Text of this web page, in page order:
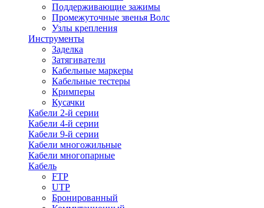
Поддерживающие зажимы
Промежуточные звенья Волс
Узлы крепления
Инструменты
Заделка
Затягиватели
Кабельные маркеры
Кабельные тестеры
Кримперы
Кусачки
Кабели 2-й серии
Кабели 4-й серии
Кабели 9-й серии
Кабели многожильные
Кабели многопарные
Кабель
FTP
UTP
Бронированный